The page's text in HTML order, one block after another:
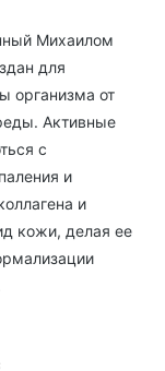
Михаилом
для
организма от
Активные
с
и
и
кожи, делая ее